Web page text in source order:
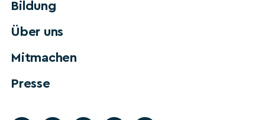
Bildung
Über uns
Mitmachen
Presse